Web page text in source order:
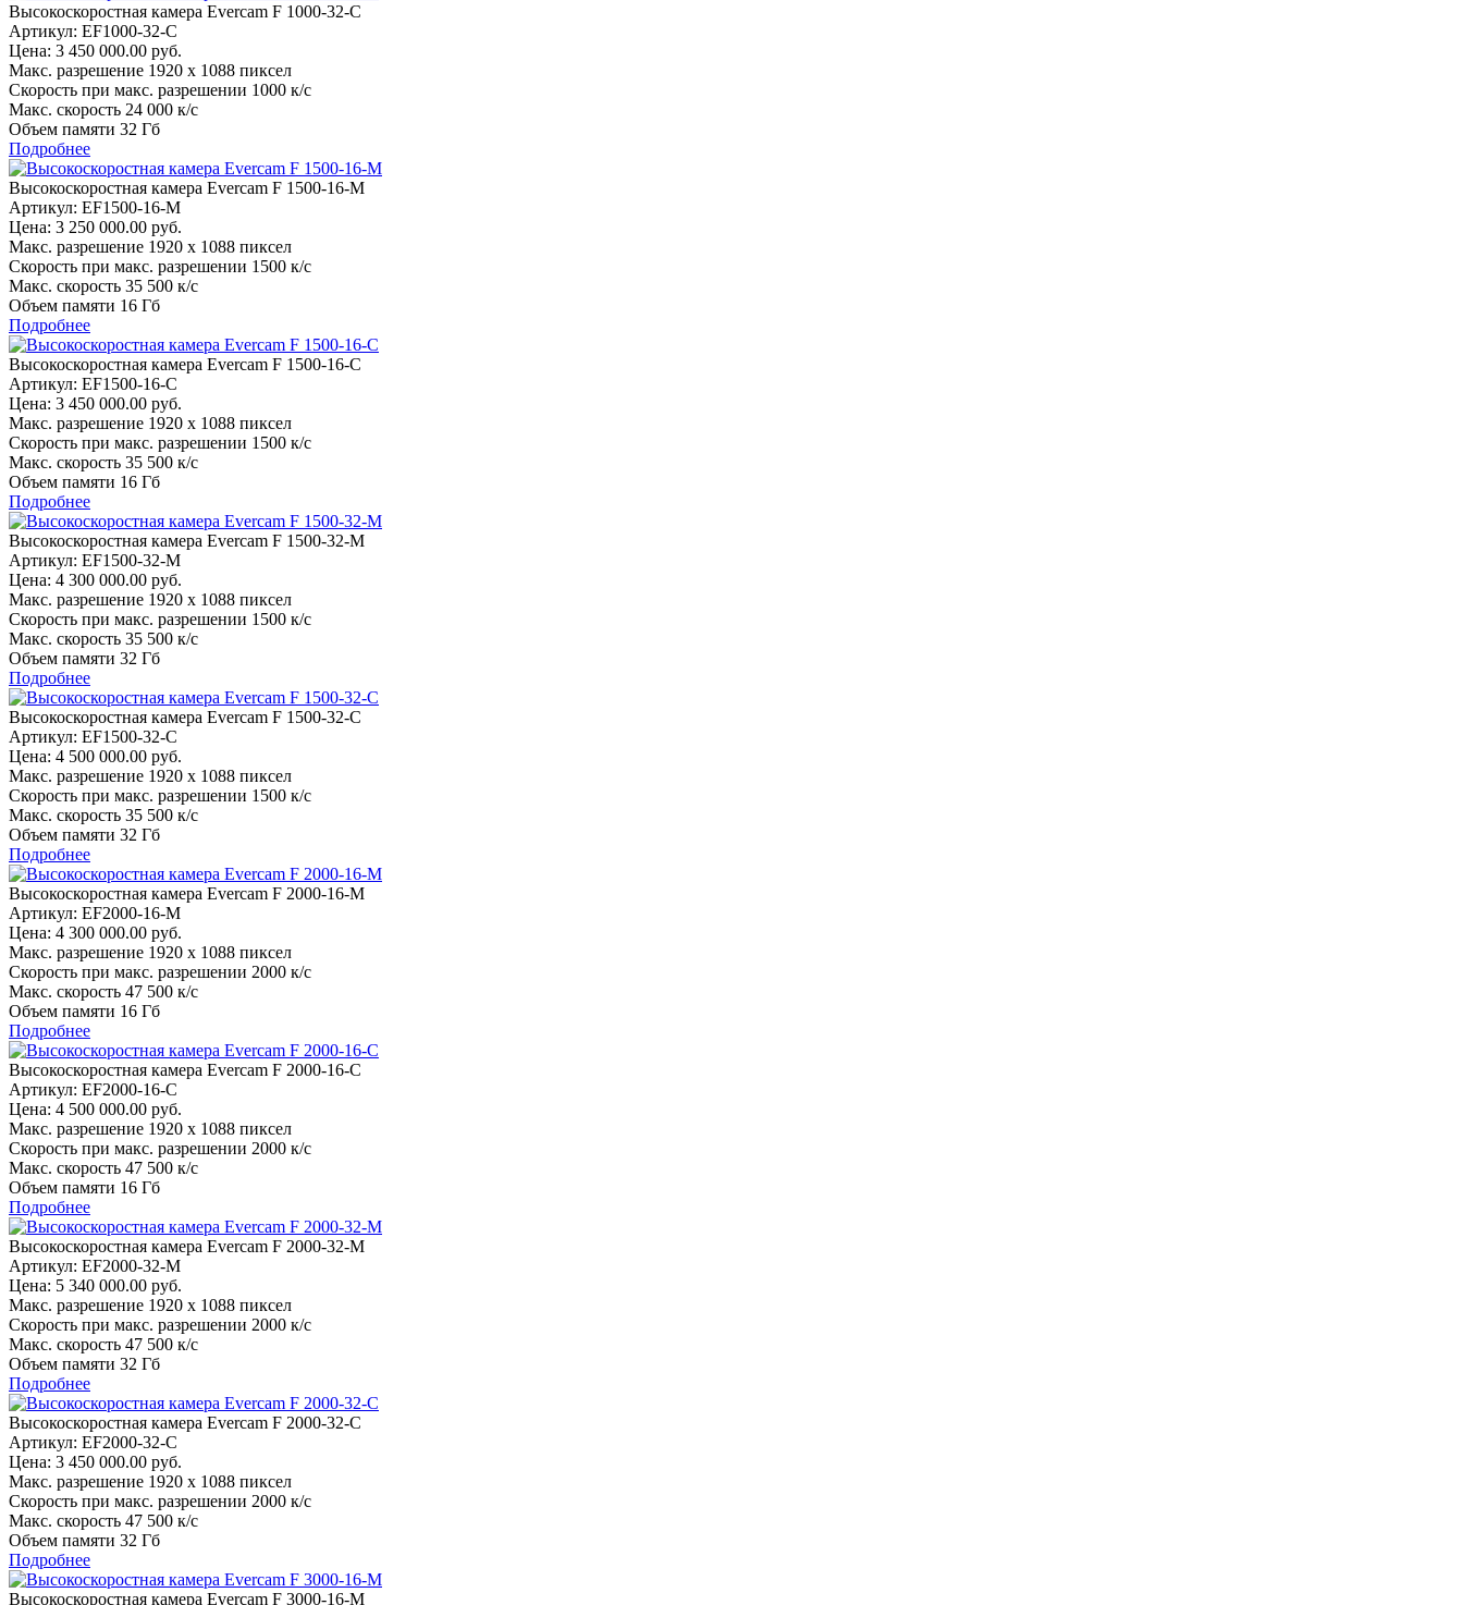
Высокоскоростная камера Evercam F 1000-32-С
Артикул: EF1000-32-С
Цена: 3 450 000.00 руб.
Макс. разрешение 1920 x 1088 пиксел
Скорость при макс. разрешении 1000 к/c
Макс. скорость 24 000 к/c
Объем памяти 32 Гб
Подробнее
Высокоскоростная камера Evercam F 1500-16-М
Артикул: EF1500-16-M
Цена: 3 250 000.00 руб.
Макс. разрешение 1920 x 1088 пиксел
Скорость при макс. разрешении 1500 к/c
Макс. скорость 35 500 к/c
Объем памяти 16 Гб
Подробнее
Высокоскоростная камера Evercam F 1500-16-С
Артикул: EF1500-16-С
Цена: 3 450 000.00 руб.
Макс. разрешение 1920 x 1088 пиксел
Скорость при макс. разрешении 1500 к/c
Макс. скорость 35 500 к/c
Объем памяти 16 Гб
Подробнее
Высокоскоростная камера Evercam F 1500-32-М
Артикул: EF1500-32-M
Цена: 4 300 000.00 руб.
Макс. разрешение 1920 x 1088 пиксел
Скорость при макс. разрешении 1500 к/c
Макс. скорость 35 500 к/c
Объем памяти 32 Гб
Подробнее
Высокоскоростная камера Evercam F 1500-32-С
Артикул: EF1500-32-С
Цена: 4 500 000.00 руб.
Макс. разрешение 1920 x 1088 пиксел
Скорость при макс. разрешении 1500 к/c
Макс. скорость 35 500 к/c
Объем памяти 32 Гб
Подробнее
Высокоскоростная камера Evercam F 2000-16-М
Артикул: EF2000-16-M
Цена: 4 300 000.00 руб.
Макс. разрешение 1920 x 1088 пиксел
Скорость при макс. разрешении 2000 к/c
Макс. скорость 47 500 к/c
Объем памяти 16 Гб
Подробнее
Высокоскоростная камера Evercam F 2000-16-С
Артикул: EF2000-16-С
Цена: 4 500 000.00 руб.
Макс. разрешение 1920 x 1088 пиксел
Скорость при макс. разрешении 2000 к/c
Макс. скорость 47 500 к/c
Объем памяти 16 Гб
Подробнее
Высокоскоростная камера Evercam F 2000-32-М
Артикул: EF2000-32-M
Цена: 5 340 000.00 руб.
Макс. разрешение 1920 x 1088 пиксел
Скорость при макс. разрешении 2000 к/c
Макс. скорость 47 500 к/c
Объем памяти 32 Гб
Подробнее
Высокоскоростная камера Evercam F 2000-32-С
Артикул: EF2000-32-С
Цена: 3 450 000.00 руб.
Макс. разрешение 1920 x 1088 пиксел
Скорость при макс. разрешении 2000 к/c
Макс. скорость 47 500 к/c
Объем памяти 32 Гб
Подробнее
Высокоскоростная камера Evercam F 3000-16-М